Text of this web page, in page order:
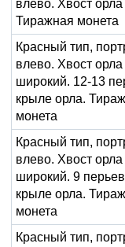
влево. Хвост орла
Тиражная монета
Красный тип,
влево. Хвост орла
широкий. 12-13
крыле орла.
монета
Красный тип,
влево. Хвост орла
широкий. 9
крыле орла.
монета
Красный тип,